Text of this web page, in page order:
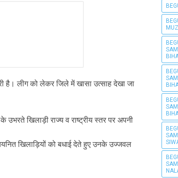
है। लीग को लेकर जिले में खासा उत्साह देखा जा
खिलाड़ी राज्य व राष्ट्रीय स्तर पर अपनी
खिलाड़ियों को बधाई देते हुए उनके उज्जवल